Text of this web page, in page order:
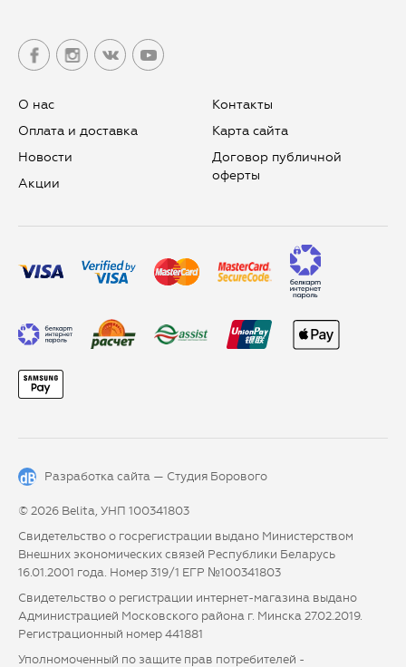
О нас
Оплата и доставка
Новости
Aкции
Контакты
Карта сайта
Договор публичной
оферты
Разработка сайта — Студия Борового
© 2026 Belita, УНП 100341803
Свидетельство о госрегистрации выдано Министерством
Внешних экономических связей Республики Беларусь
16.01.2001 года. Номер 319/1 ЕГР №100341803
Свидетельство о регистрации интернет-магазина выдано
Администрацией Московского района г. Минска 27.02.2019.
Регистрационный номер 441881
Уполномоченный по защите прав потребителей -